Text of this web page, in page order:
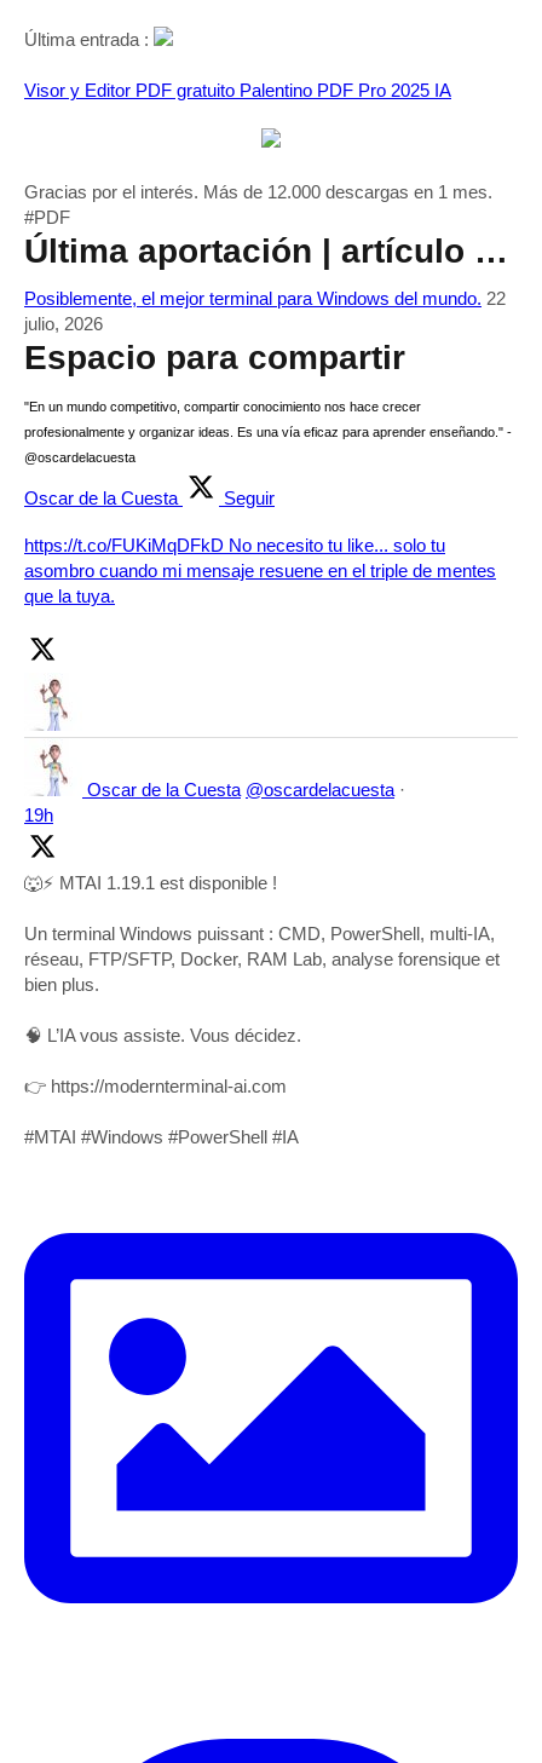
Última entrada :
Visor y Editor PDF gratuito Palentino PDF Pro 2025 IA
Gracias por el interés. Más de 12.000 descargas en 1 mes.
#PDF
Última aportación | artículo …
Posiblemente, el mejor terminal para Windows del mundo. 22
julio, 2026
Espacio para compartir
"En un mundo competitivo, compartir conocimiento nos hace crecer
profesionalmente y organizar ideas. Es una vía eficaz para aprender enseñando." -
@oscardelacuesta
Oscar de la Cuesta Seguir
https://t.co/FUKiMqDFkD No necesito tu like... solo tu
asombro cuando mi mensaje resuene en el triple de mentes
que la tuya.
Oscar de la Cuesta @oscardelacuesta ·
19h
🐺⚡ MTAI 1.19.1 est disponible !
Un terminal Windows puissant : CMD, PowerShell, multi-IA,
réseau, FTP/SFTP, Docker, RAM Lab, analyse forensique et
bien plus.
🧠 L’IA vous assiste. Vous décidez.
👉 https://modernterminal-ai.com
#MTAI #Windows #PowerShell #IA